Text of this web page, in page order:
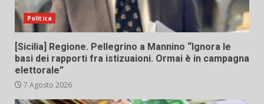
Politica
[Sicilia] Regione. Pellegrino a Mannino “Ignora le
basi dei rapporti fra istizuaioni. Ormai è in campagna
elettorale”
7 Agosto 2026